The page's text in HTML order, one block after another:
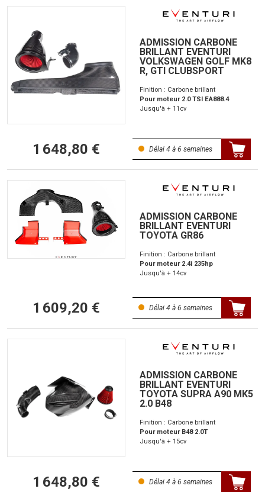
ADMISSION CARBONE
BRILLANT EVENTURI
VOLKSWAGEN GOLF MK8
R, GTI CLUBSPORT
Finition : Carbone brillant
Pour moteur 2.0 TSI EA888.4
Jusqu'à + 11cv
1 648,80 € Délai 4 à 6 semaines
ADMISSION CARBONE
BRILLANT EVENTURI
TOYOTA GR86
Finition : Carbone brillant
Pour moteur 2.4i 235hp
Jusqu'à + 14cv
1 609,20 € Délai 4 à 6 semaines
ADMISSION CARBONE
BRILLANT EVENTURI
TOYOTA SUPRA A90 MK5
2.0 B48
Finition : Carbone brillant
Pour moteur B48 2.0T
Jusqu'à + 15cv
1 648,80 € Délai 4 à 6 semaines